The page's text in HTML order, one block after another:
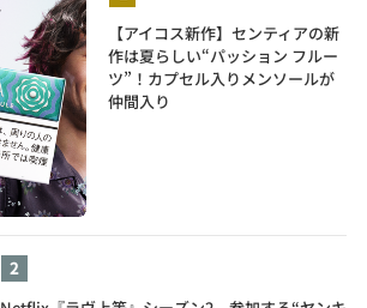
【アイコス新作】センティアの新
作は夏らしい“パッション フルー
ツ”！カプセル入りメンソールが
仲間入り